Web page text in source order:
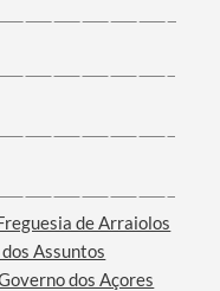
de Arraiolos
Assuntos
dos Açores